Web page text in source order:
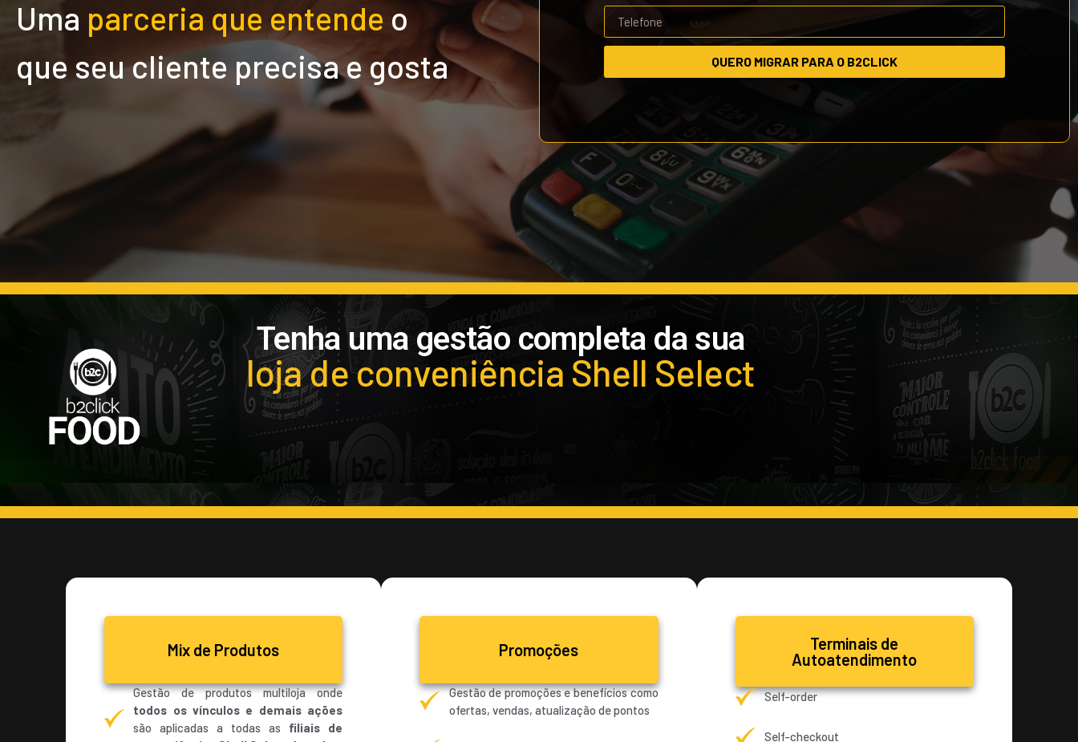
Uma parceria que entende o
que seu cliente precisa e gosta
QUERO MIGRAR PARA O B2CLICK
Tenha uma gestão completa da sua
loja de conveniência Shell Select
Mix de Produtos
Gestão de produtos multiloja onde
todos os vínculos e demais ações
são aplicadas a todas as filiais de
Promoções
Gestão de promoções e benefícios como
ofertas, vendas, atualização de pontos
Terminais de
Autoatendimento
Self-order
Self-checkout